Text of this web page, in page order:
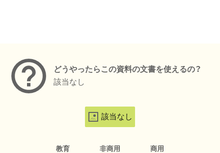
どうやったらこの資料の文書を使えるの？
該当なし
該当なし
教育 非商用 商用